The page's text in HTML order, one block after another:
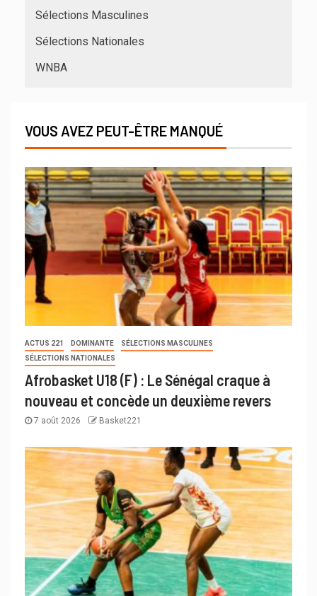
Sélections Masculines
Sélections Nationales
WNBA
VOUS AVEZ PEUT-ÊTRE MANQUÉ
ACTUS 221 DOMINANTE
SÉLECTIONS MASCULINES
SÉLECTIONS NATIONALES
Afrobasket U18 (F) : Le Sénégal craque à
nouveau et concède un deuxième revers
7 août 2026 Basket221